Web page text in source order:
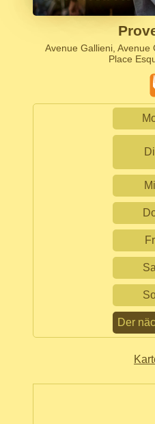
Avenue Gallieni, Avenue
Place
Di
Mi
Fr
Sa
Der